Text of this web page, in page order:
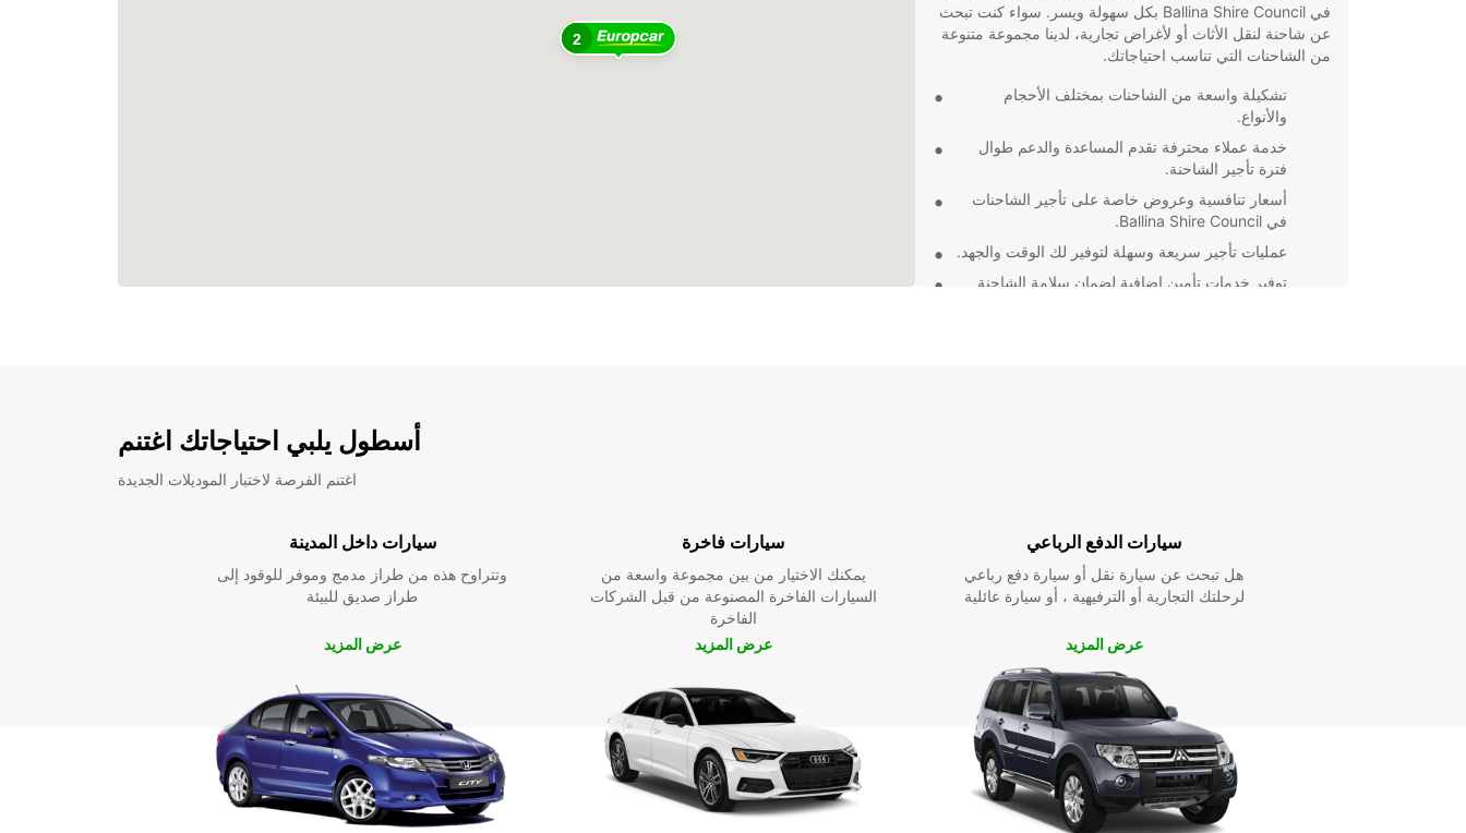
2
في Ballina Shire Council بكل سهولة ويسر. سواء كنت تبحث
عن شاحنة لنقل الأثاث أو لأغراض تجارية، لدينا مجموعة متنوعة
من الشاحنات التي تناسب احتياجاتك.
تشكيلة واسعة من الشاحنات بمختلف الأحجام
والأنواع.
خدمة عملاء محترفة تقدم المساعدة والدعم طوال
فترة تأجير الشاحنة.
أسعار تنافسية وعروض خاصة على تأجير الشاحنات
في Ballina Shire Council.
عمليات تأجير سريعة وسهلة لتوفير لك الوقت والجهد.
توفير خدمات تأمين إضافية لضمان سلامة الشاحنة
أسطول يلبي احتياجاتك اغتنم
اغتنم الفرصة لاختبار الموديلات الجديدة
سيارات داخل المدينة
وتتراوح هذه من طراز مدمج وموفر للوقود إلى
طراز صديق للبيئة
عرض المزيد
سيارات فاخرة
يمكنك الاختيار من بين مجموعة واسعة من
السيارات الفاخرة المصنوعة من قبل الشركات
الفاخرة
عرض المزيد
سيارات الدفع الرباعي
هل تبحث عن سيارة نقل أو سيارة دفع رباعي
لرحلتك التجارية أو الترفيهية ، أو سيارة عائلية
عرض المزيد